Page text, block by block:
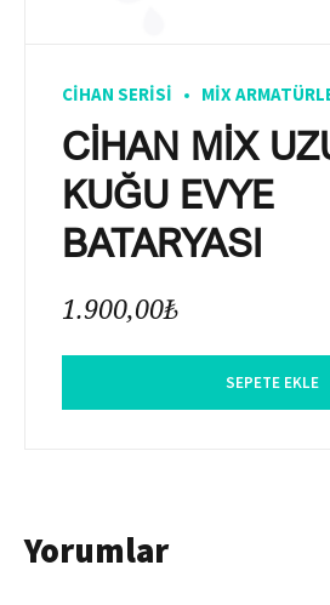
CIHAN SERISI MIX
CİHAN MİX
KUĞU EVYE
BATARYASI
1.900,00₺
SEPETE EKLE
Yorumlar